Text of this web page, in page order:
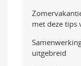
met deze tips
uitgebreid